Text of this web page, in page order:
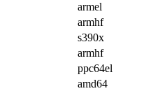
armel
armhf
s390x
armhf
ppc64el
amd64